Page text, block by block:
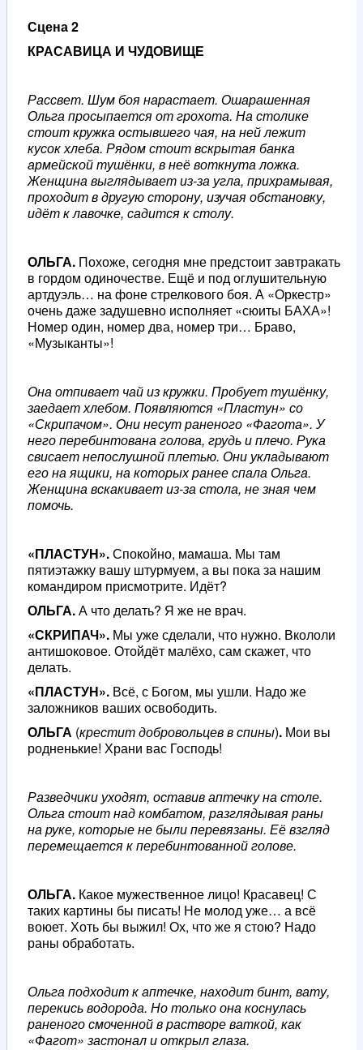
Сцена 2
КРАСАВИЦА И ЧУДОВИЩЕ
Рассвет. Шум боя нарастает. Ошарашенная
Ольга просыпается от грохота. На столике
стоит кружка остывшего чая, на ней лежит
кусок хлеба. Рядом стоит вскрытая банка
армейской тушёнки, в неё воткнута ложка.
Женщина выглядывает из-за угла, прихрамывая,
проходит в другую сторону, изучая обстановку,
идёт к лавочке, садится к столу.
ОЛЬГА. Похоже, сегодня мне предстоит завтракать
в гордом одиночестве. Ещё и под оглушительную
артдуэль… на фоне стрелкового боя. А «Оркестр»
очень даже задушевно исполняет «сюиты БАХА»!
Номер один, номер два, номер три… Браво,
«Музыканты»!
Она отпивает чай из кружки. Пробует тушёнку,
заедает хлебом. Появляются «Пластун» со
«Скрипачом». Они несут раненого «Фагота». У
него перебинтована голова, грудь и плечо. Рука
свисает непослушной плетью. Они укладывают
его на ящики, на которых ранее спала Ольга.
Женщина вскакивает из-за стола, не зная чем
помочь.
«ПЛАСТУН».Спокойно, мамаша. Мы там
пятиэтажку вашу штурмуем, а вы пока за нашим
командиром присмотрите. Идёт?
ОЛЬГА.А что делать? Я же не врач.
«СКРИПАЧ». Мы уже сделали, что нужно. Вкололи
антишоковое. Отойдёт малёхо, сам скажет, что
делать.
«ПЛАСТУН». Всё, с Богом, мы ушли. Надо же
заложников ваших освободить.
ОЛЬГА (крестит добровольцев в спины). Мои вы
родненькие! Храни вас Господь!
Разведчики уходят, оставив аптечку на столе.
Ольга стоит над комбатом, разглядывая раны
на руке, которые не были перевязаны. Её взгляд
перемещается к перебинтованной голове.
ОЛЬГА. Какое мужественное лицо! Красавец! С
таких картины бы писать! Не молод уже… а всё
воюет. Хоть бы выжил! Ох, что же я стою? Надо
раны обработать.
Ольга подходит к аптечке, находит бинт, вату,
перекись водорода. Но только она коснулась
раненого смоченной в растворе ваткой, как
«Фагот» застонал и открыл глаза.